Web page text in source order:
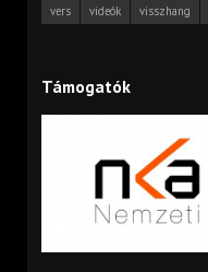
vers
videók visszhang
Támogatók